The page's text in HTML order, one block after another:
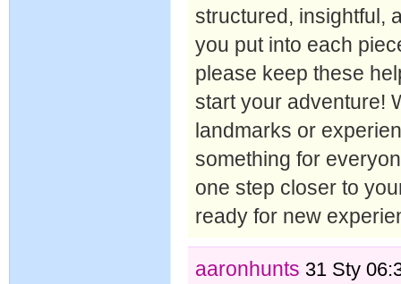
structured, insightful,
you put into each
please keep these
start your adventure!
landmarks or
something for
one step closer to
ready for new
aaronhunts 31 Sty